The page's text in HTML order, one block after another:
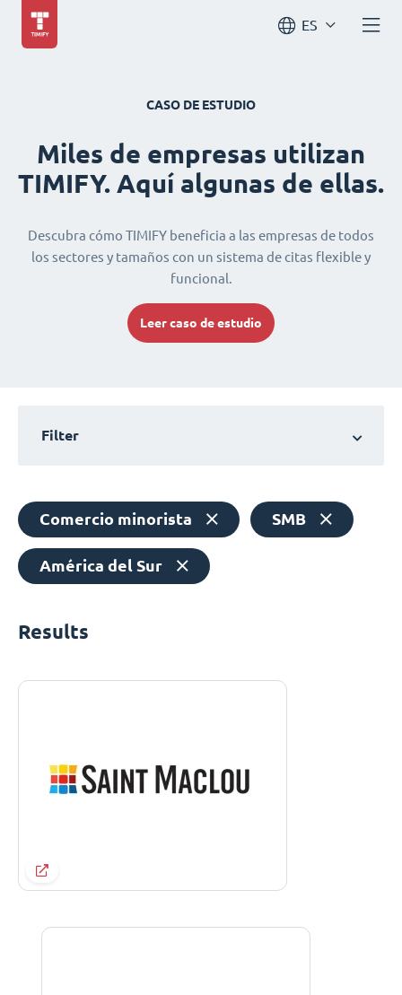
ES
CASO DE ESTUDIO
Miles de empresas utilizan
TIMIFY. Aquí algunas de ellas.
Descubra cómo TIMIFY beneficia a las empresas de todos
los sectores y tamaños con un sistema de citas flexible y
funcional.
Leer caso de estudio
Filter
Comercio minorista SMB
América del Sur
Results